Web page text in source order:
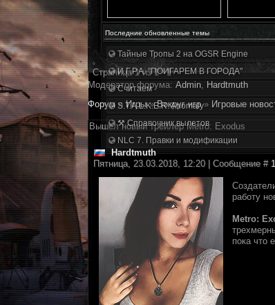
Последние обновленные темы
Тайные Тропы 2 на OGSR Engine
И.Г.Р.А. "ПОИГАРЕМ В ГОРОДА"
Считаем
S.T.A.L.K.E.R. Anomaly
⚒ Справочник вылетов
NLC 7. Правки и модификации
Страница1из1
1
Модератор форума: Аdmin, Hardtmuth
Форум » Игры » Вокруг игр » Игровые
Вышел новый трейлер Metro: Exodus
Hardtmuth
Пятница, 23.03.2018, 12:20 | Сообщение # 1
работу
Metro:
пока что